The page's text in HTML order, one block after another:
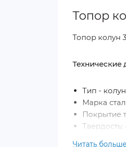
Топор
Топор колун
Технические
Тип -
Марка
Покрытие
Твердость:
Читать больше